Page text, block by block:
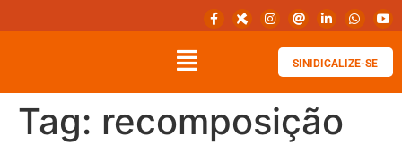
SINIDICALIZE-SE
Tag: recomposição